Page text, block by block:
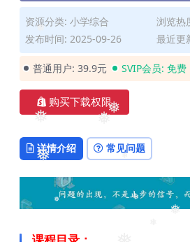
❅
❅
❅
❅ ❅
❅
资源分类: 小学综合
浏览热
发布时间: 2025-09-26
最近更
普通用户: 39.9元 SVIP会员: 免费
购买下载权限
详情介绍 常见问题